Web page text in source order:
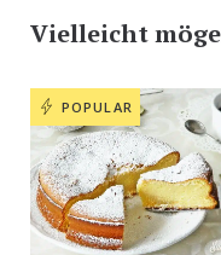
Vielleicht
POPULAR